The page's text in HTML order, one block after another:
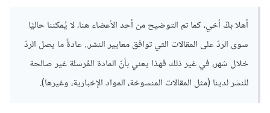
أهلا بكّ أخي، كما تم التوضيح من أحد الأعضاء هنا، لا يُمكننا حاليًا
سوى الردّ على المقالات التي توافق معايير النشر.. عادةً ما يصل الردّ
خلال شهر، في غير ذلك فهذا يعني بأنّ المادة المُرسلة غير صالحة
للنشر لدينا (مثل المقالات المنسوخة، المواد الإخبارية، وغيرها).